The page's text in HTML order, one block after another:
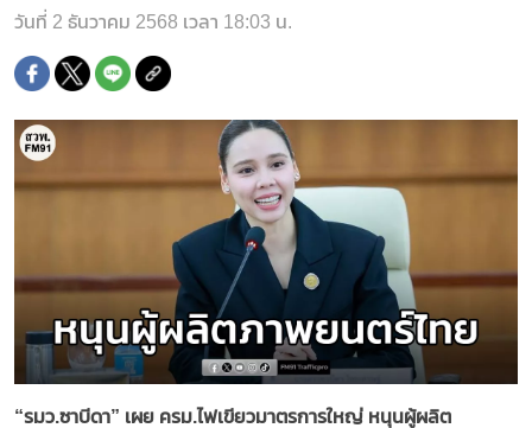
วันที่ 2 ธันวาคม 2568 เวลา 18:03 น.
“รมว.ซาบีดา” เผย ครม.ไฟเขียวมาตรการใหญ่ หนุนผู้ผลิต